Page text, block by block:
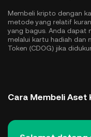
Membeli kripto dengan
metode yang relatif
yang bagus. Anda dapat
melalui kartu hadiah dan
Token (CDOG) jika
Cara Membeli Aset